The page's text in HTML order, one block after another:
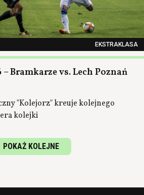
EKSTRAKLASA
Bramkarze vs. Lech Poznań
"Kolejorz" kreuje kolejnego
kolejki
POKAŻ KOLEJNE